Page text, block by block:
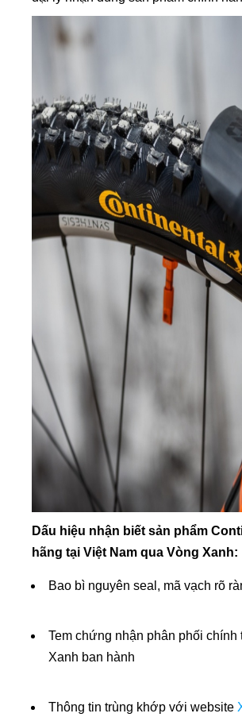
Dấu hiệu nhận biết sản phẩm
hãng tại Việt Nam qua Vòng Xanh:
Bao bì nguyên seal, mã vạch rõ
Tem chứng nhận phân phối chính
Xanh ban hành
Thông tin trùng khớp với website